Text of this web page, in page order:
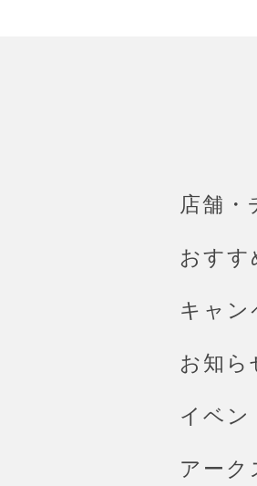
店舗・
おすす
キャン
お知ら
イベン
アーク